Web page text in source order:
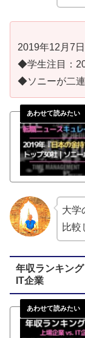
2019年12月7日
◆学生注目：
◆ソニーが二
大学
比較
年収ランキン
IT企業